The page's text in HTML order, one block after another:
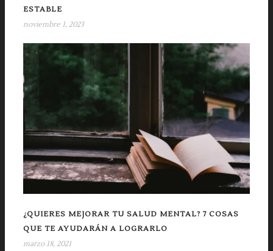
ESTABLE
noviembre 1, 2023
¿QUIERES MEJORAR TU SALUD MENTAL? 7 COSAS
QUE TE AYUDARÁN A LOGRARLO
marzo 18, 2021